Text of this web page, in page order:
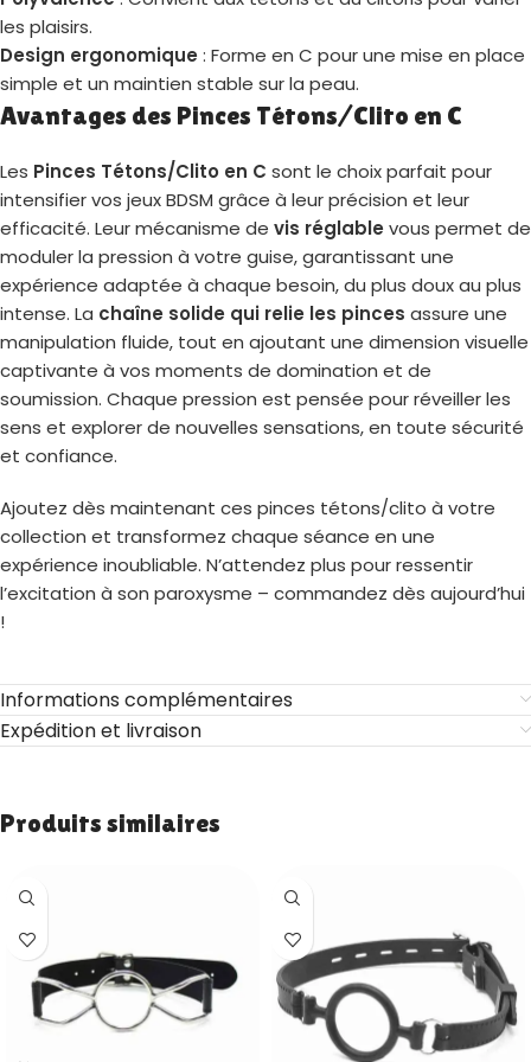
les plaisirs.
Design ergonomique : Forme en C pour une mise en place
simple et un maintien stable sur la peau.
Avantages des Pinces Tétons/Clito en C
Les Pinces Tétons/Clito en C sont le choix parfait pour
intensifier vos jeux BDSM grâce à leur précision et leur
efficacité. Leur mécanisme de vis réglable vous permet de
moduler la pression à votre guise, garantissant une
expérience adaptée à chaque besoin, du plus doux au plus
intense. La chaîne solide qui relie les pinces assure une
manipulation fluide, tout en ajoutant une dimension visuelle
captivante à vos moments de domination et de
soumission. Chaque pression est pensée pour réveiller les
sens et explorer de nouvelles sensations, en toute sécurité
et confiance.
Ajoutez dès maintenant ces pinces tétons/clito à votre
collection et transformez chaque séance en une
expérience inoubliable. N’attendez plus pour ressentir
l’excitation à son paroxysme – commandez dès aujourd’hui
!
Informations complémentaires
Expédition et livraison
Produits similaires